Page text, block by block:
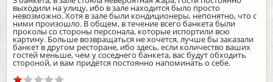
выходили на улицу, ибо в зале находится было просто
невозможно. Хотя в зале были кондиционеры, непонятно, что с
ними произошло. В общем, в течение всего банкета были
проколы со стороны персонала, которые испортили всю
картину. Больше возвращаться не хочется, лучше бы заказали
банкет в другом ресторане, ибо здесь, если количество ваших
гостей меньше, чем у соседнего банкета, вас будут обходить
стороной, и вам придётся постоянно напоминать о себе.